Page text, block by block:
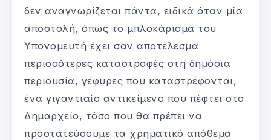
δεν αναγνωρίζεται πάντα, ειδικά όταν μία
αποστολή, όπως το μπλοκάρισμα του
Υπονομευτή έχει σαν αποτέλεσμα
περισσότερες καταστροφές στη δημόσια
περιουσία, γέφυρες που καταστρέφονται,
ένα γιγαντιαίο αντικείμενο που πέφτει στο
Δημαρχείο, τόσο που θα πρέπει να
προστατεύσουμε τα χρηματικό απόθεμα